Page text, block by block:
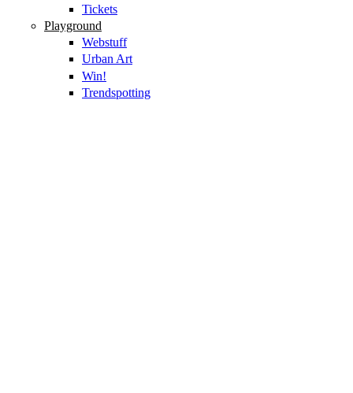
Tickets
Playground
Webstuff
Urban Art
Win!
Trendspotting